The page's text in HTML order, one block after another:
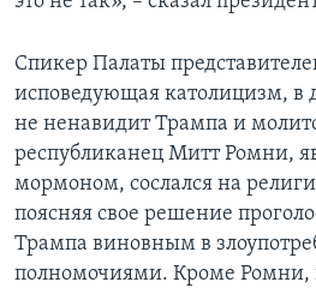
Спикер Палаты
исповедующая католицизм, в
не ненавидит Трампа и
республиканец Митт Ромни,
мормоном, сослался на
поясняя свое решение
Трампа виновным в
полномочиями. Кроме Ромни,